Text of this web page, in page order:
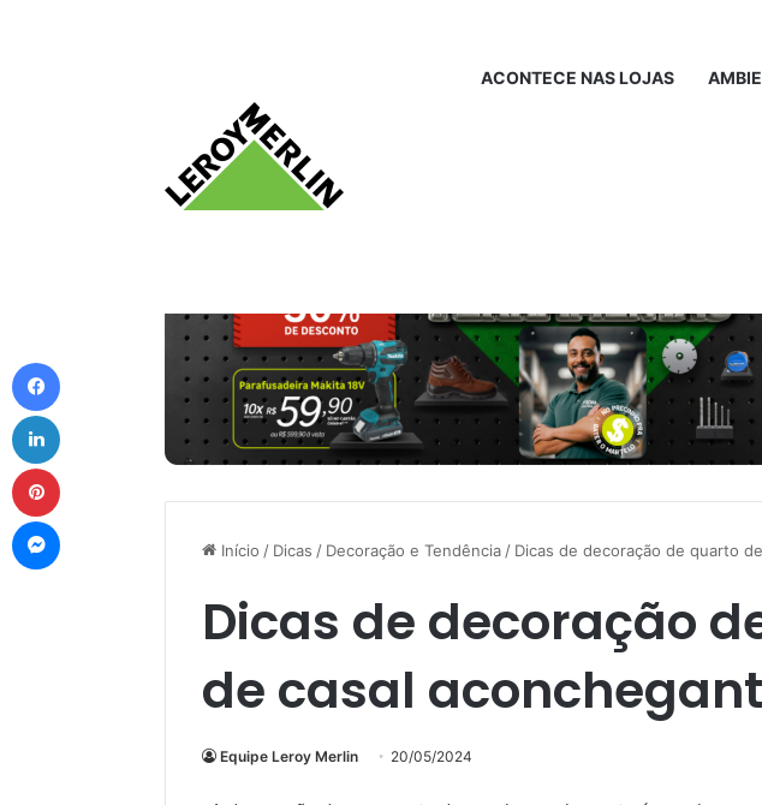
ACONTECE NAS LOJAS
Início / Dicas / Decoração e Tendência / Dicas de decoração de quarto
Dicas de decoração
de casal
Equipe Leroy Merlin 20/05/2024